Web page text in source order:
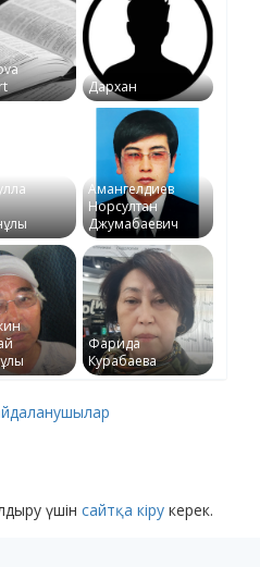
Дархан
Амангелдиев
Норсултан
Джумабаевич
Фарида
Курабаева
үшін сайтқа кіру керек.